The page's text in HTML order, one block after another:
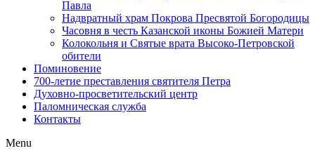
Павла
Надвратный храм Покрова Пресвятой Богородицы
Часовня в честь Казанской иконы Божией Матери
Колокольня и Святые врата Высоко-Петровской
обители
Поминовение
700-летие преставления святителя Петра
Духовно-просветительский центр
Паломническая служба
Контакты
Menu